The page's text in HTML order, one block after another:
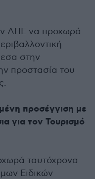
ΑΠΕ να προχωρά
στην
προστασία του
προσέγγιση με
για τον Τουρισμό
ταυτόχρονα
Ειδικών